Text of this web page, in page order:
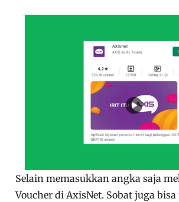
Selain memasukkan angka saja
Voucher di AxisNet. Sobat juga